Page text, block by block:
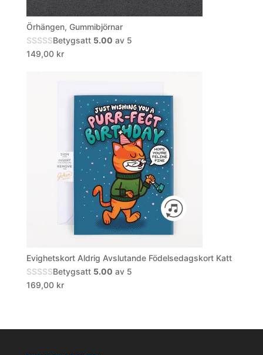
Örhängen, Gummibjörnar
Betygsatt 5.00 av 5
149,00 kr
Evighetskort Aldrig Avslutande Födelsedagskort Katt
Betygsatt 5.00 av 5
169,00 kr